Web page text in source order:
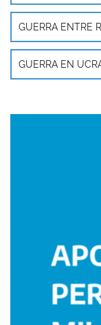
GUERRA ENTRE
GUERRA EN